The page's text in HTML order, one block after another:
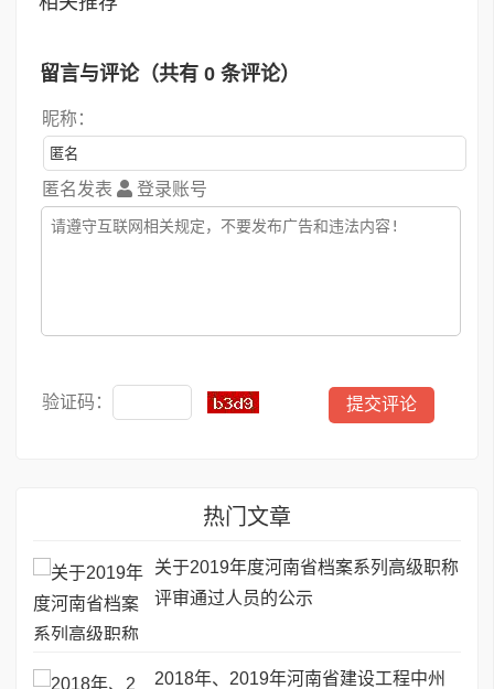
留言与评论（共有 0 条评论）
昵称：
匿名发表 登录账号
验证码：
热门文章
关于2019年度河南省档案系列高级职称
评审通过人员的公示
2018年、2019年河南省建设工程中州